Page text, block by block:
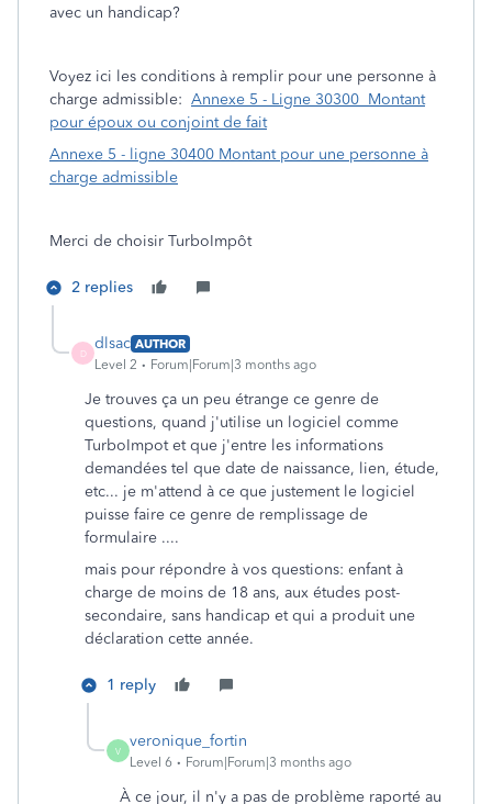
avec un handicap?
Voyez ici les conditions à remplir pour une personne à
charge admissible: Annexe 5 - Ligne 30300 Montant
pour époux ou conjoint de fait
Annexe 5 - ligne 30400 Montant pour une personne à
charge admissible
Merci de choisir TurboImpôt
2 replies
D
dlsac AUTHOR
Level 2
Forum|Forum|3 months ago
Je trouves ça un peu étrange ce genre de
questions, quand j'utilise un logiciel comme
TurboImpot et que j'entre les informations
demandées tel que date de naissance, lien, étude,
etc... je m'attend à ce que justement le logiciel
puisse faire ce genre de remplissage de
formulaire ....
mais pour répondre à vos questions: enfant à
charge de moins de 18 ans, aux études post-
secondaire, sans handicap et qui a produit une
déclaration cette année.
1 reply
V
veronique_fortin
Level 6 Forum|Forum|3 months ago
À ce jour, il n'y a pas de problème raporté au